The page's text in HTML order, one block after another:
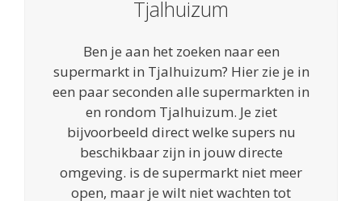
Tjalhuizum
Ben je aan het zoeken naar een
supermarkt in Tjalhuizum? Hier zie je in
een paar seconden alle supermarkten in
en rondom Tjalhuizum. Je ziet
bijvoorbeeld direct welke supers nu
beschikbaar zijn in jouw directe
omgeving. is de supermarkt niet meer
open, maar je wilt niet wachten tot